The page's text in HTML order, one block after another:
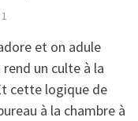
1
et on adule
un culte à la
cette logique de
à la chambre à